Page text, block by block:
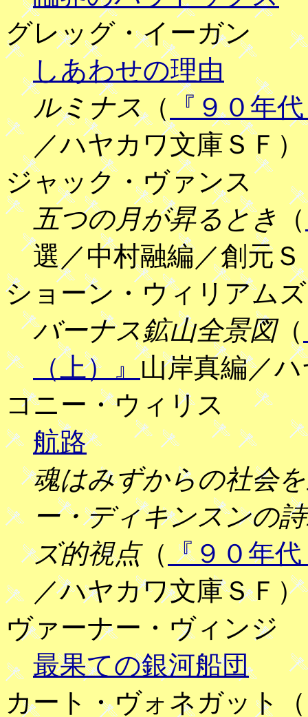
グレッグ・イーガン
しあわせの理由
ルミナス（
『９０年
／ハヤカワ文庫ＳＦ）
ジャック・ヴァンス
五つの月が昇るとき
（
選／中村融編／創元
ショーン・ウィリアムズ
バーナス鉱山全景図（
（上）』山岸真編／
コニー・ウィリス
航路
魂はみずからの社会
ー・ディキンスンの
ズ的視点（ 『９０年
／ハヤカワ文庫ＳＦ）
ヴァーナー・ヴィンジ
最果ての銀河船団
カート・ヴォネガット